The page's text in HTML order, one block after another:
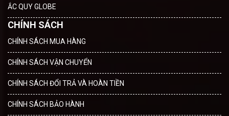
ẮC QUY GLOBE
CHÍNH SÁCH
CHÍNH SÁCH MUA HÀNG
CHÍNH SÁCH VẬN CHUYỂN
CHÍNH SÁCH ĐỔI TRẢ VÀ HOÀN TIỀN
CHÍNH SÁCH BẢO HÀNH